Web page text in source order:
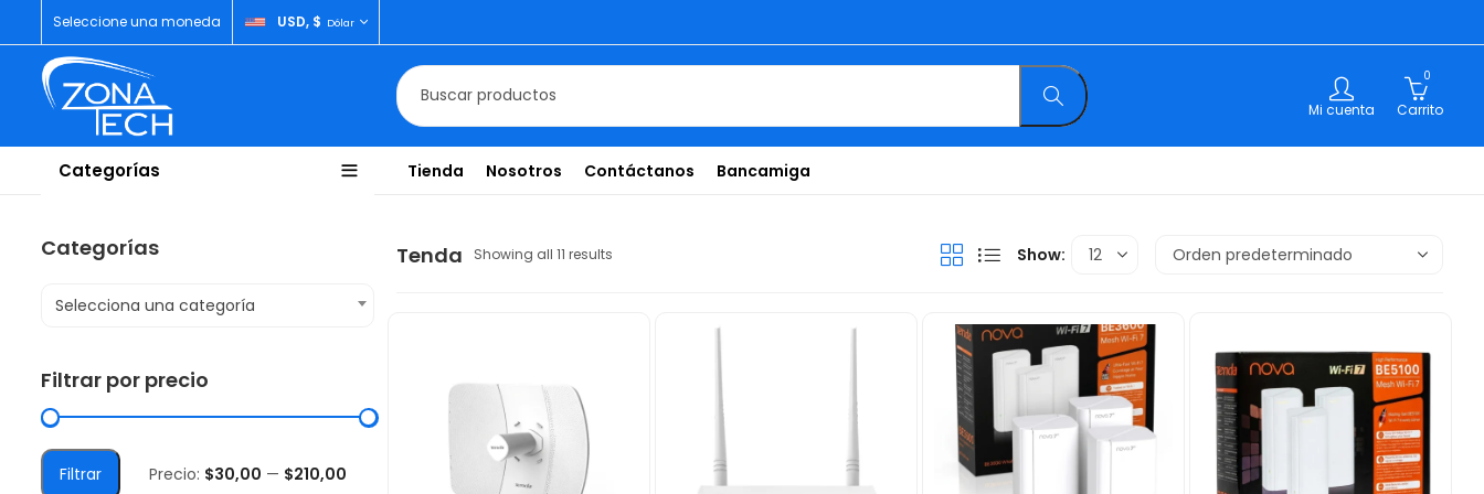
Seleccione una moneda USD, $ Dólar
Mi cuenta
0
Carrito
Categorías Tienda Nosotros Contáctanos Bancamiga
Tenda Showing all 11 results Show:
Categorías
Selecciona una categoría
Filtrar por precio
Filtrar Precio: $30,00 — $210,00